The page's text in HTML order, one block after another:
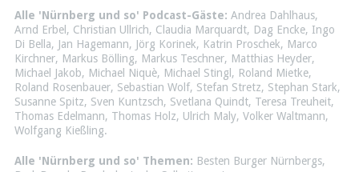
Alle 'Nürnberg und so' Podcast-Gäste: Andrea Dahlhaus,
Arnd Erbel , Christian Ullrich, Claudia Marquardt, Dag Encke, Ingo
Di Bella, Jan Hagemann, Jörg Korinek, Katrin Proschek, Marco
Kirchner, Markus Bölling, Markus Teschner, Matthias Heyder,
Michael Jakob, Michael Niquè, Michael Stingl , Roland Mietke,
Roland Rosenbauer, Sebastian Wolf, Stefan Stretz, Stephan Stark,
Susanne Spitz, Sven Kuntzsch, Svetlana Quindt, Teresa Treuheit,
Thomas Edelmann, Thomas Holz, Ulrich Maly, Volker Waltmann,
Wolfgang Kießling.
Alle 'Nürnberg und so' Themen: Besten Burger Nürnbergs,